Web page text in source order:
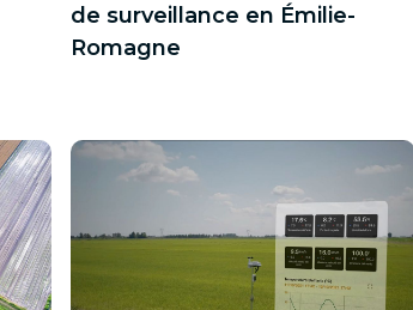
de surveillance en Émilie-
Romagne